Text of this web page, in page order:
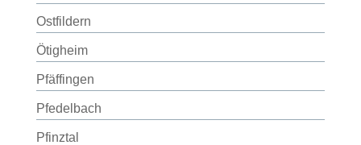
Ostfildern
Ötigheim
Pfäffingen
Pfedelbach
Pfinztal